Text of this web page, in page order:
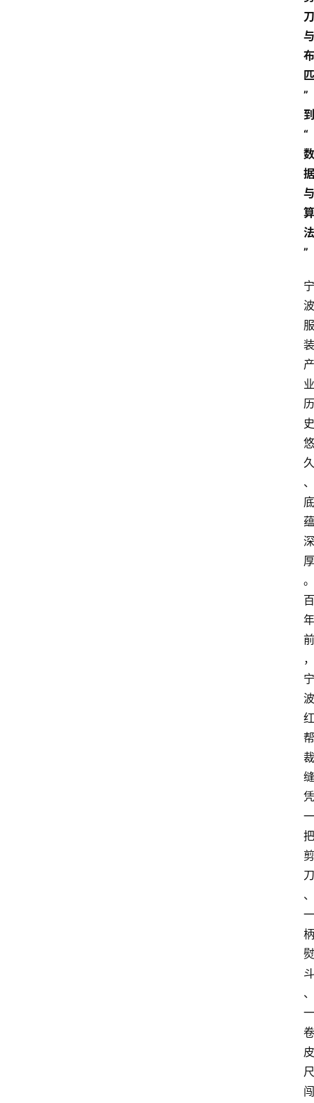
刀
与
布
匹
”
到
“
数
据
与
算
法
”
宁
波
服
装
产
业
历
史
悠
久
、
底
蕴
深
厚
。
百
年
前
，
宁
波
红
帮
裁
缝
凭
一
把
剪
刀
、
一
柄
熨
斗
、
一
卷
皮
尺
闯